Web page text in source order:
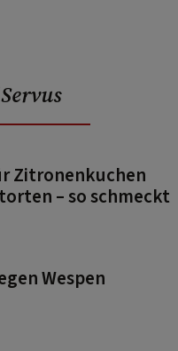
Zitronenkuchen
– so schmeckt
Wespen